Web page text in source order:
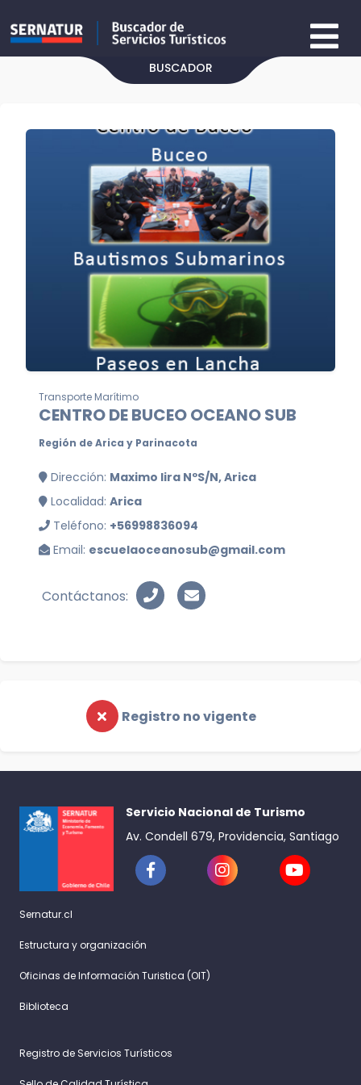
BUSCADOR
Transporte Marítimo
CENTRO DE BUCEO OCEANO SUB
Región de Arica y Parinacota
Dirección: Maximo lira NºS/N, Arica
Localidad: Arica
Teléfono: +56998836094
Email: escuelaoceanosub@gmail.com
Contáctanos:
Registro no vigente
Servicio Nacional de Turismo
Av. Condell 679, Providencia, Santiago
Sernatur.cl
Estructura y organización
Oficinas de Información Turistica (OIT)
Biblioteca
Registro de Servicios Turísticos